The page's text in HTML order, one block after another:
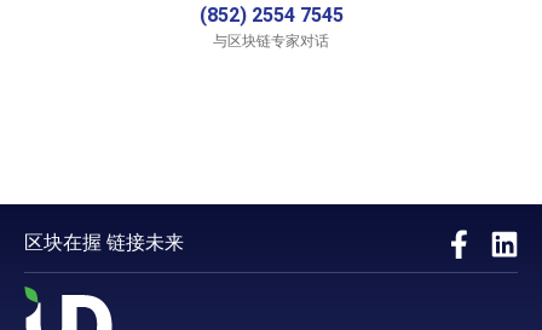
(852) 2554 7545
与区块链专家对话
区块在握 链接未来